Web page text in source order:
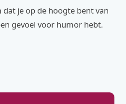
je op de hoogte bent van
gevoel voor humor hebt.